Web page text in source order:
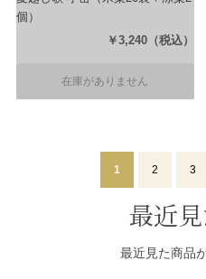
個）
￥3,240 （税込）
在庫がありません
1 2 3
最近
最近見た商品